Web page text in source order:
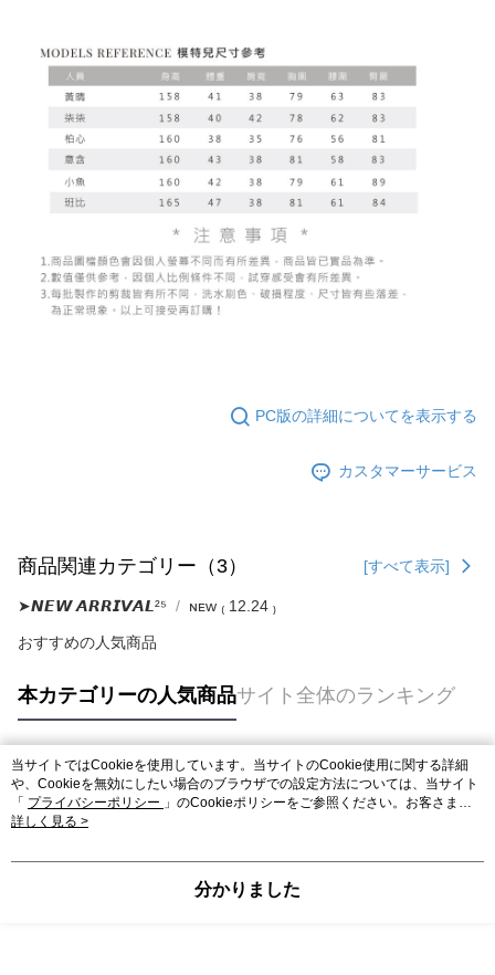
PC版の詳細についてを表示する
カスタマーサービス
商品関連カテゴリー（3） [すべて表示]
➤𝙉𝙀𝙒 𝘼𝙍𝙍𝙄𝙑𝘼𝙇²⁵ ɴᴇᴡ ₍ 12.24 ₎
おすすめの人気商品
本カテゴリーの人気商品サイト全体のランキング
人気タグ
当サイトではCookieを使用しています。当サイトのCookie使用に関する詳細
や、Cookieを無効にしたい場合のブラウザでの設定方法については、当サイト
「 プライバシーポリシー 」のCookieポリシーをご参照ください。お客さま
が、当サイトを引き続き使用される場合、当社がサイト利用規約のCookieポリ
詳しく見る >
分かりました